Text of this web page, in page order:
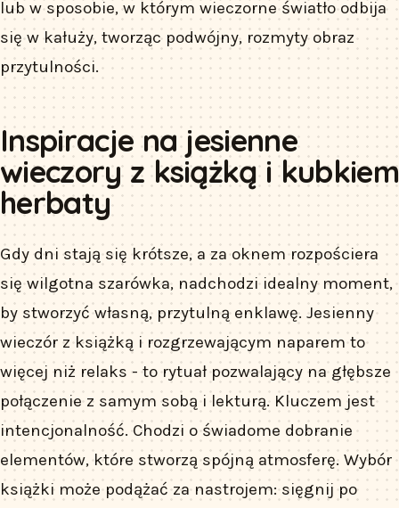
lub w sposobie, w którym wieczorne światło odbija
się w kałuży, tworząc podwójny, rozmyty obraz
przytulności.
Inspiracje na jesienne
wieczory z książką i kubkiem
herbaty
Gdy dni stają się krótsze, a za oknem rozpościera
się wilgotna szarówka, nadchodzi idealny moment,
by stworzyć własną, przytulną enklawę. Jesienny
wieczór z książką i rozgrzewającym naparem to
więcej niż relaks - to rytuał pozwalający na głębsze
połączenie z samym sobą i lekturą. Kluczem jest
intencjonalność. Chodzi o świadome dobranie
elementów, które stworzą spójną atmosferę. Wybór
książki może podążać za nastrojem: sięgnij po